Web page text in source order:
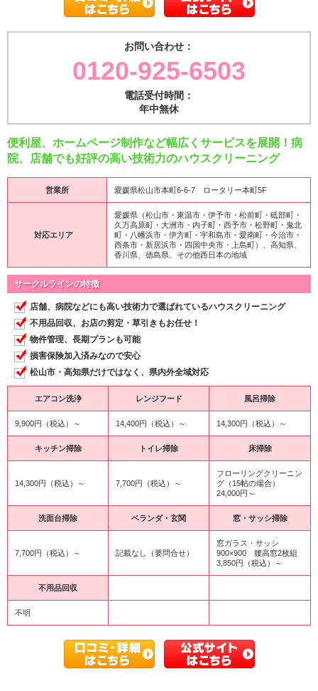
お問い合わせ：
0120-925-6503
電話受付時間：
年中無休
便利屋、ホームページ制作など幅広くサービスを展開！病
院、店舗でも好評の高い技術力のハウスクリーニング
営業所 愛媛県松山市本町6-6-7 ロータリー本町5F
対応エリア
愛媛県（松山市・東温市・伊予市・松前町・砥部町・
久万高原町・大洲市・内子町・西予市・松野町・鬼北
町・八幡浜市・伊方町・宇和島市・愛南町・今治市・
西条市・新居浜市・四国中央市・上島町）、高知県、
香川県、徳島県、その他西日本の地域
サークルラインの特徴
店舗、病院などにも高い技術力で選ばれているハウスクリーニング
不用品回収、お店の剪定・草引きもお任せ！
物件管理、長期プランも可能
損害保険加入済みなので安心
松山市・高知県だけではなく、県内外全域対応
エアコン洗浄 レンジフード 風呂掃除
9,900円（税込）～ 14,400円（税込）～ 14,300円（税込）～
キッチン掃除 トイレ掃除 床掃除
14,300円（税込）～ 7,700円（税込）～
フローリングクリーニン
グ（15帖の場合）
24,000円～
洗面台掃除 ベランダ・玄関 窓・サッシ掃除
7,700円（税込）～ 記載なし（要問合せ）
窓ガラス・サッシ
900×900 腰高窓2枚組
3,850円（税込）～
不用品回収
不明